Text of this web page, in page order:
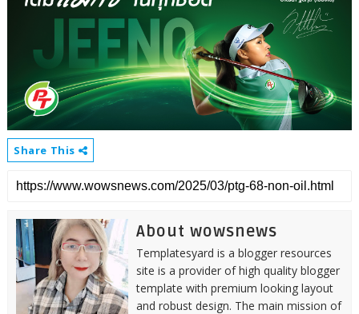
Share This
About wowsnews
Templatesyard is a blogger resources
site is a provider of high quality blogger
template with premium looking layout
and robust design. The main mission of